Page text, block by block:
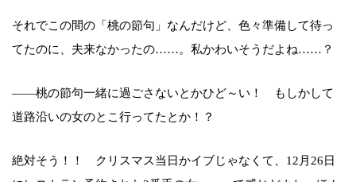
それでこの間の「桃の節句」なんだけど、色々準備して待っ
てたのに、夫来なかったの……。私かわいそうだよね……？
――桃の節句一緒に過ごさないとかひど～い！ もしかして
道路沿いの女のとこ行ってたとか！？
絶対そう！！ クリスマス当日かイブじゃなくて、12月26日